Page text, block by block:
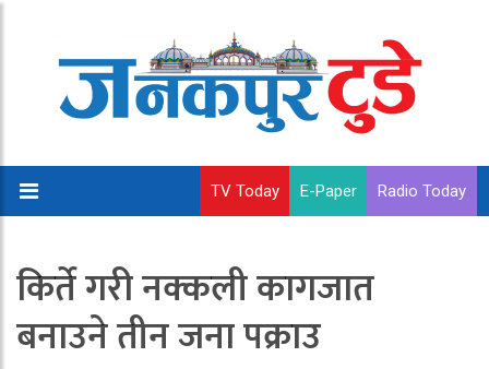
TV Today E-Paper Radio Today
किर्ते गरी नक्कली कागजात
बनाउने तीन जना पक्राउ